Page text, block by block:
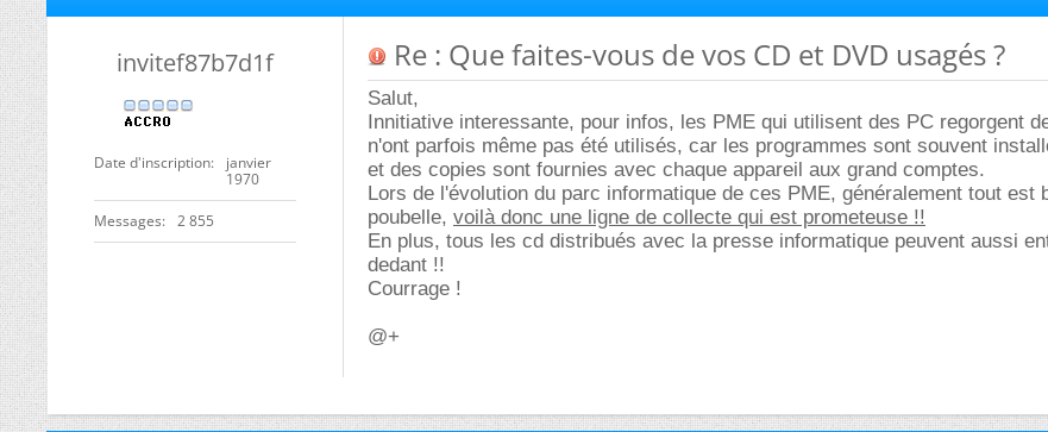
invitef87b7d1f
Date d'inscription
janvier
1970
Messages 2 855
Re : Que faites-vous de vos CD et DVD usagés ?
Salut,
Innitiative interessante, pour infos, les PME qui utilisent des PC regorgent
n'ont parfois même pas été utilisés, car les programmes sont souvent
et des copies sont fournies avec chaque appareil aux grand comptes.
Lors de l'évolution du parc informatique de ces PME, généralement tout est
poubelle, voilà donc une ligne de collecte qui est prometeuse !!
En plus, tous les cd distribués avec la presse informatique peuvent aussi
dedant !!
Courrage !
@+